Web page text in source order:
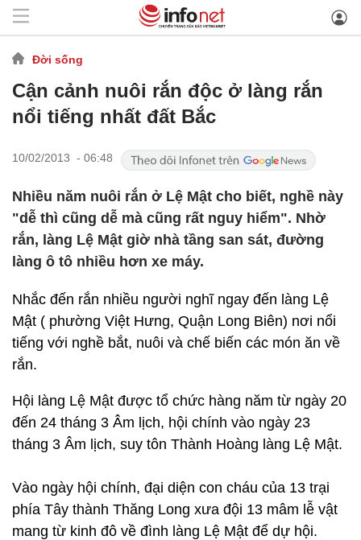
Đời sống
Cận cảnh nuôi rắn độc ở làng rắn
nổi tiếng nhất đất Bắc
10/02/2013 - 06:48
Nhiều năm nuôi rắn ở Lệ Mật cho biết, nghề này
"dễ thì cũng dễ mà cũng rất nguy hiểm". Nhờ
rắn, làng Lệ Mật giờ nhà tầng san sát, đường
làng ô tô nhiều hơn xe máy.
Nhắc đến rắn nhiều người nghĩ ngay đến làng Lệ
Mật ( phường Việt Hưng, Quận Long Biên) nơi nổi
tiếng với nghề bắt, nuôi và chế biến các món ăn về
rắn.
Hội làng Lệ Mật được tổ chức hàng năm từ ngày 20
đến 24 tháng 3 Âm lịch, hội chính vào ngày 23
tháng 3 Âm lịch, suy tôn Thành Hoàng làng Lệ Mật.
Vào ngày hội chính, đại diện con cháu của 13 trại
phía Tây thành Thăng Long xưa đội 13 mâm lễ vật
mang từ kinh đô về đình làng Lệ Mật để dự hội.